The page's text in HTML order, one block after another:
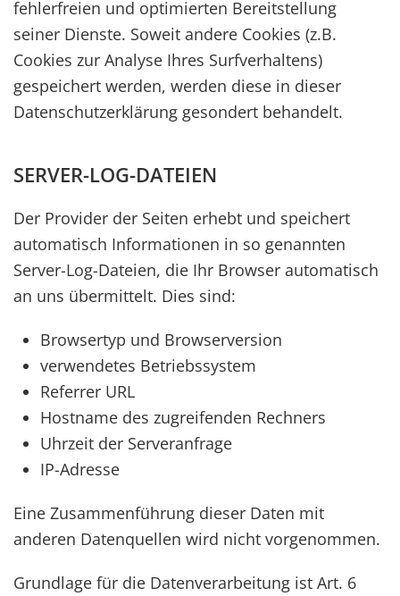
fehlerfreien und optimierten Bereitstellung
seiner Dienste. Soweit andere Cookies (z.B.
Cookies zur Analyse Ihres Surfverhaltens)
gespeichert werden, werden diese in dieser
Datenschutzerklärung gesondert behandelt.
SERVER-LOG-DATEIEN
Der Provider der Seiten erhebt und speichert
automatisch Informationen in so genannten
Server-Log-Dateien, die Ihr Browser automatisch
an uns übermittelt. Dies sind:
Browsertyp und Browserversion
verwendetes Betriebssystem
Referrer URL
Hostname des zugreifenden Rechners
Uhrzeit der Serveranfrage
IP-Adresse
Eine Zusammenführung dieser Daten mit
anderen Datenquellen wird nicht vorgenommen.
Grundlage für die Datenverarbeitung ist Art. 6